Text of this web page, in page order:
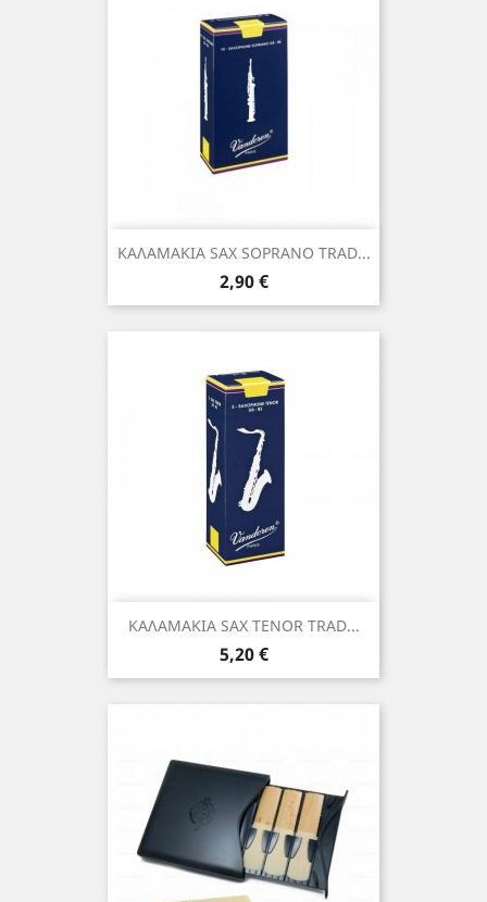
ΚΑΛΑΜΑΚΙΑ SAX SOPRANO TRAD...
Τιμή
2,90 €
ΚΑΛΑΜΑΚΙΑ SAX TENOR TRAD...
Τιμή
5,20 €